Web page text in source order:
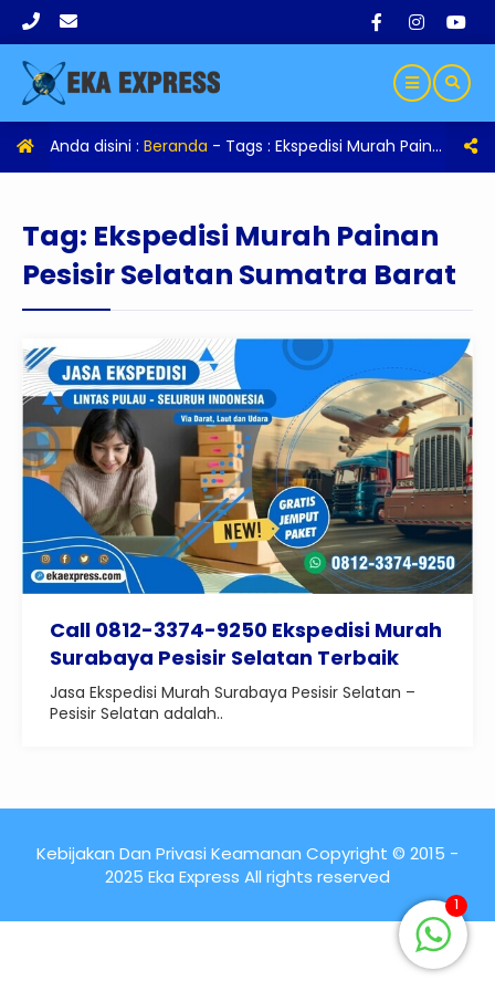
Anda disini : Beranda - Tags : Ekspedisi Murah Painan Pesisir Selatan Sumatra Barat
Tag: Ekspedisi Murah Painan
Pesisir Selatan Sumatra Barat
Call 0812-3374-9250 Ekspedisi Murah
Surabaya Pesisir Selatan Terbaik
Jasa Ekspedisi Murah Surabaya Pesisir Selatan –
Pesisir Selatan adalah..
Kebijakan Dan Privasi Keamanan Copyright © 2015 -
2025 Eka Express All rights reserved
1